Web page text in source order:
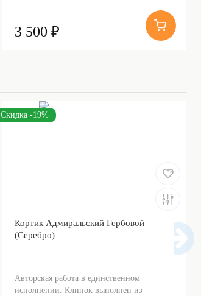
3 500 ₽
Скидка -19%
Кортик Адмиральский Гербовой
(Серебро)
Авторская работа в единственном
исполнении. Клинок выполнен из